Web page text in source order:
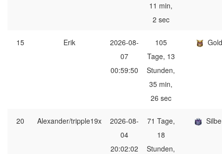
11 min,
2 sec
15 Erik
2026-08-
07
00:59:50
105
Tage, 13
Stunden,
35 min,
26 sec
Gold
20 Alexander/tripple19x
2026-08-
04
20:02:02
71 Tage,
18
Stunden,